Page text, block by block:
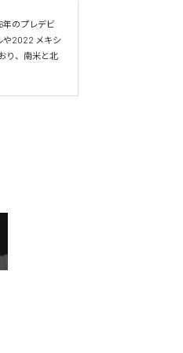
年のプレデビ
や2022 メキシ
り、南米と北